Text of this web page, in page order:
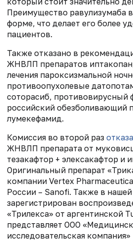
Преимущество равулизумаба
форме, что делает его более
пациентов.
Также отказано в
ЖНВЛП препаратов
лечения пароксизмальной
противоопухолевые
соторасиб, противовирусный
российский обезболивающий
лумекефамид.
Комиссия во второй раз
ЖНВЛП препарата от
тезакафтор + элексакафтор и
Оригинальный препарат
компании Vertex
России – Sanofi. Также в
зарегистрирован
«Трилекса» от аргентинской
представляет ООО
исследовательская